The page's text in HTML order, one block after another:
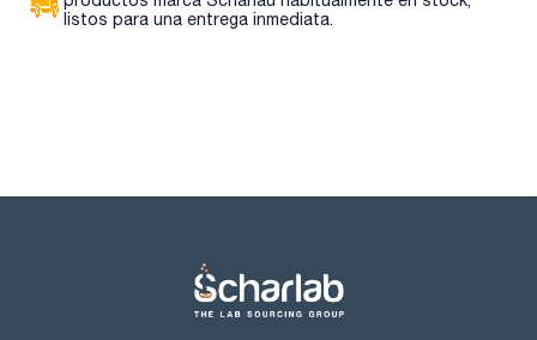
Dibromochloromethane 2000ug/ml [124-48-1]
listos para una entrega inmediata.